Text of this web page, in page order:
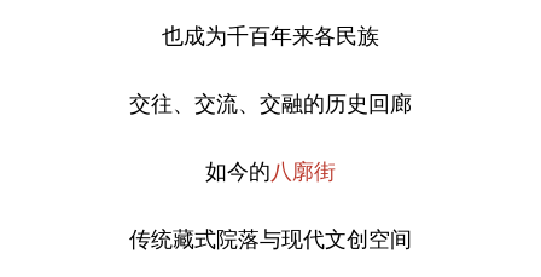
也成为千百年来各民族
交往、交流、交融的历史回廊
如今的 八廓街
传统藏式院落与现代文创空间